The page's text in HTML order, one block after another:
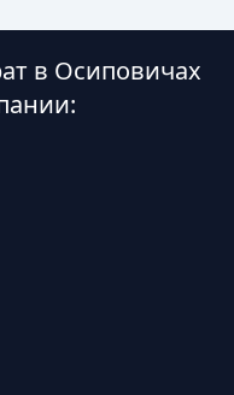
в Осиповичах